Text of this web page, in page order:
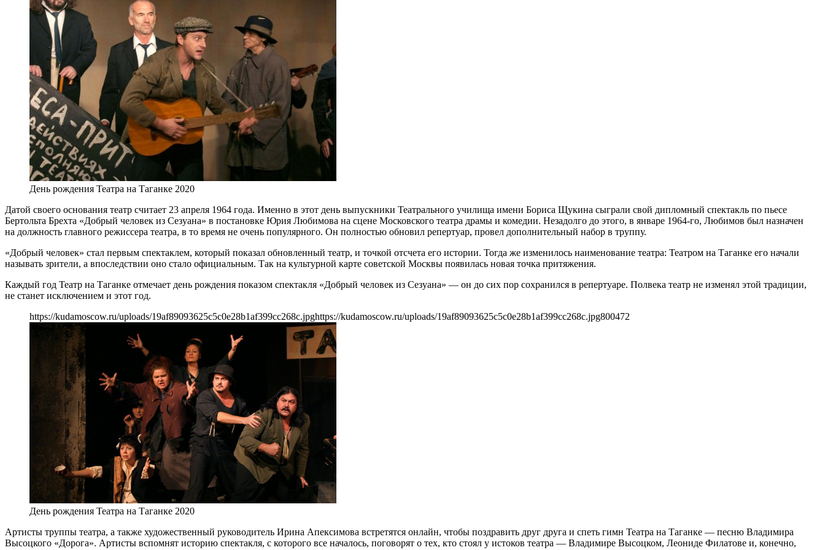
День рождения Театра на Таганке 2020
Датой своего основания театр считает 23 апреля 1964 года. Именно в этот день выпускники Театрального училища имени Бориса Щукина сыграли свой дипломный спектакль по пьесе
Бертольта Брехта «Добрый человек из Сезуана» в постановке Юрия Любимова на сцене Московского театра драмы и комедии. Незадолго до этого, в январе 1964-го, Любимов был назначен
на должность главного режиссера театра, в то время не очень популярного. Он полностью обновил репертуар, провел дополнительный набор в труппу.
«Добрый человек» стал первым спектаклем, который показал обновленный театр, и точкой отсчета его истории. Тогда же изменилось наименование театра: Театром на Таганке его начали
называть зрители, а впоследствии оно стало официальным. Так на культурной карте советской Москвы появилась новая точка притяжения.
Каждый год Театр на Таганке отмечает день рождения показом спектакля «Добрый человек из Сезуана» — он до сих пор сохранился в репертуаре. Полвека театр не изменял этой традиции,
не станет исключением и этот год.
https://kudamoscow.ru/uploads/19af89093625c5c0e28b1af399cc268c.jpghttps://kudamoscow.ru/uploads/19af89093625c5c0e28b1af399cc268c.jpg800472
День рождения Театра на Таганке 2020
Артисты труппы театра, а также художественный руководитель Ирина Апексимова встретятся онлайн, чтобы поздравить друг друга и спеть гимн Театра на Таганке — песню Владимира
Высоцкого «Дорога». Артисты вспомнят историю спектакля, с которого все началось, поговорят о тех, кто стоял у истоков театра — Владимире Высоцком, Леониде Филатове и, конечно,